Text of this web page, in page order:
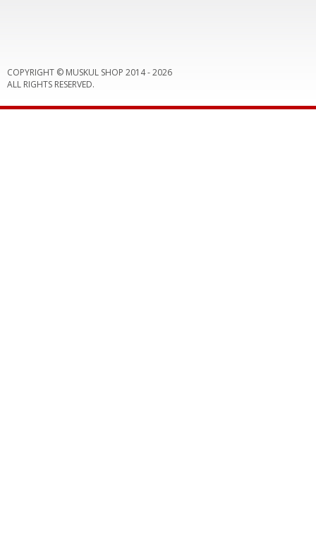
COPYRIGHT © MUSKUL SHOP 2014 -2026
ALL RIGHTS RESERVED.